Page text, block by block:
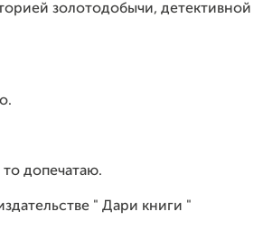
золотодобычи, детективной
допечатаю.
" Дари книги "